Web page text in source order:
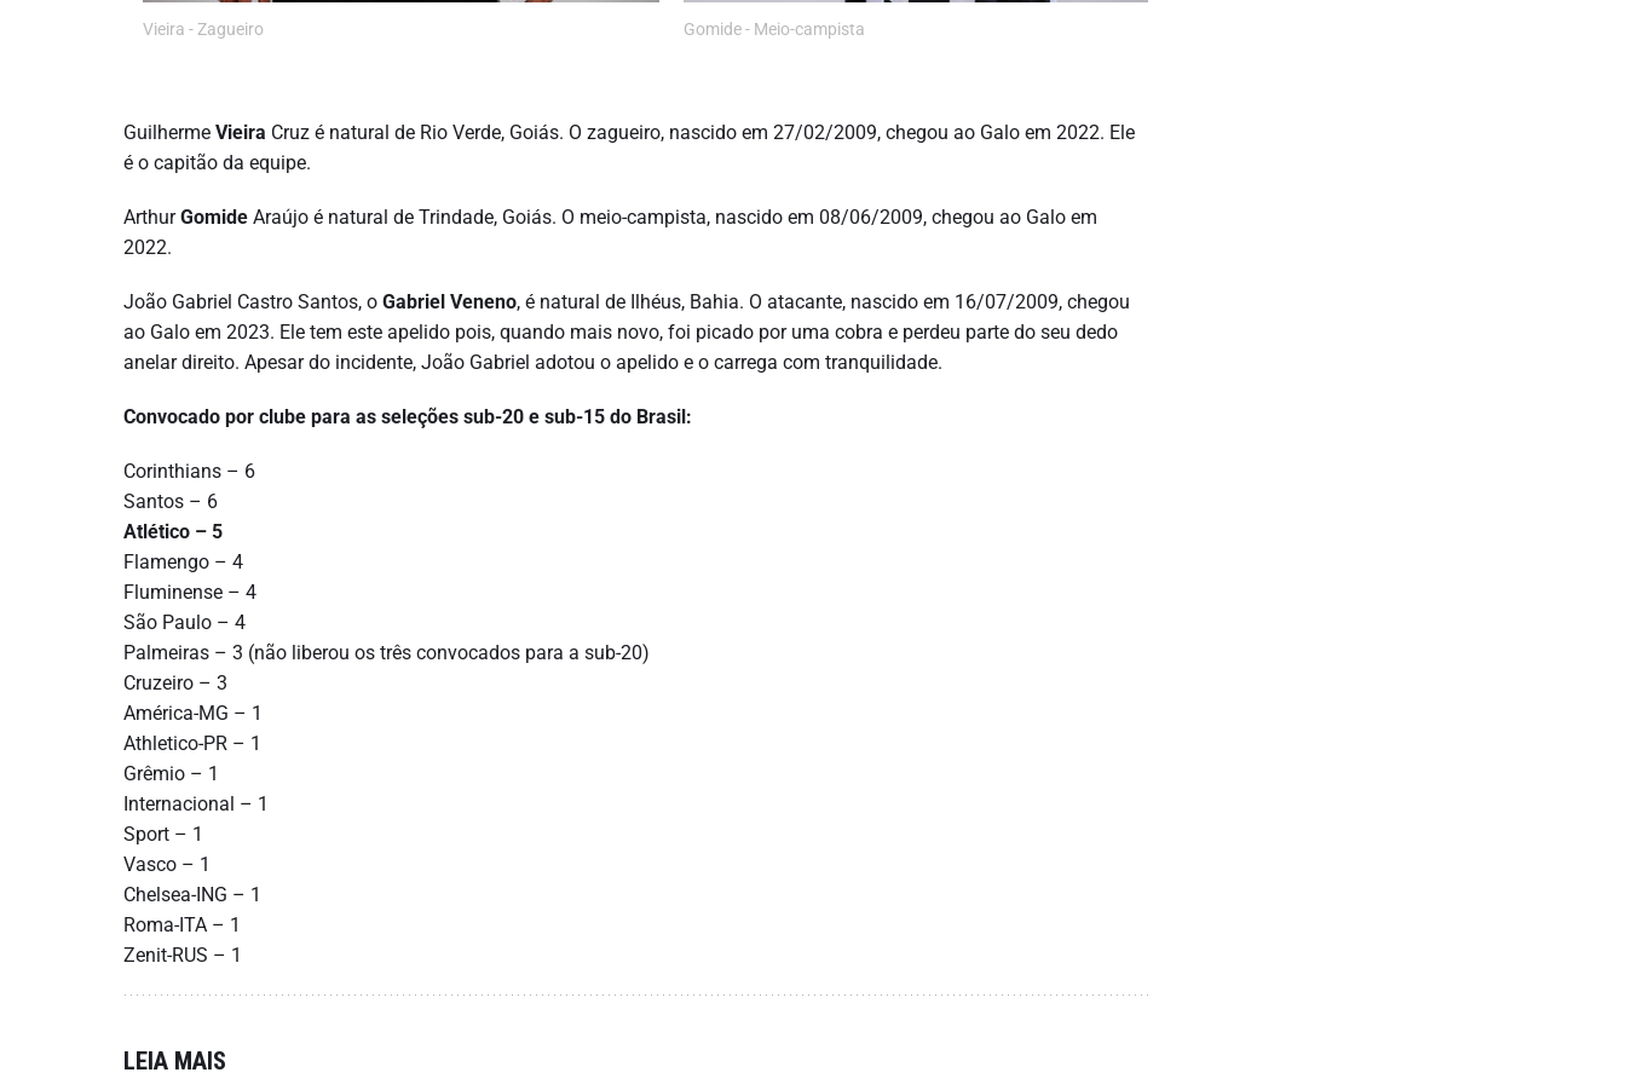
Vieira - Zagueiro Gomide - Meio-campista
Guilherme Vieira Cruz é natural de Rio Verde, Goiás. O zagueiro, nascido em 27/02/2009, chegou ao Galo em 2022. Ele
é o capitão da equipe.
ArthurGomide Araújo é natural de Trindade, Goiás. O meio-campista, nascido em 08/06/2009, chegou ao Galo em
2022.
João Gabriel Castro Santos, o Gabriel Veneno, é natural de Ilhéus, Bahia. O atacante, nascido em 16/07/2009, chegou
ao Galo em 2023. Ele tem este apelido pois, quando mais novo, foi picado por uma cobra e perdeu parte do seu dedo
anelar direito. Apesar do incidente, João Gabriel adotou o apelido e o carrega com tranquilidade.
Convocado por clube para as seleções sub-20 e sub-15 do Brasil:
Corinthians – 6
Santos – 6
Atlético – 5
Flamengo – 4
Fluminense – 4
São Paulo – 4
Palmeiras – 3 (não liberou os três convocados para a sub-20)
Cruzeiro – 3
América-MG – 1
Athletico-PR – 1
Grêmio – 1
Internacional – 1
Sport – 1
Vasco – 1
Chelsea-ING – 1
Roma-ITA – 1
Zenit-RUS – 1
LEIA MAIS